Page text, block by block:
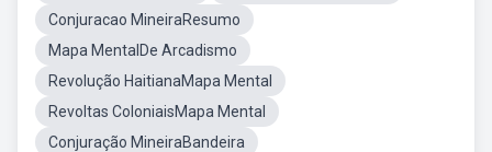
Conjuracao MineiraResumo
Mapa MentalDe Arcadismo
Revolução HaitianaMapa Mental
Revoltas ColoniaisMapa Mental
Conjuração MineiraBandeira